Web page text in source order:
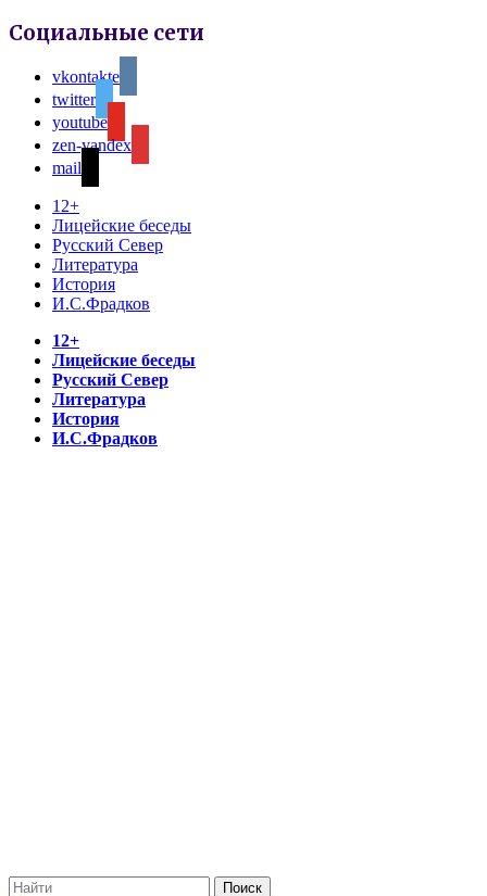
Социальные сети
vkontakte
twitter
youtube
zen-yandex
mail
12+
Лицейские беседы
Русский Север
Литература
История
И.С.Фрадков
12+
Лицейские беседы
Русский Север
Литература
История
И.С.Фрадков